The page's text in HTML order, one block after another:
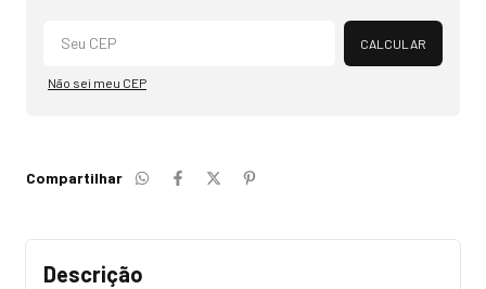
Alterar CEP
CALCULAR
Não sei meu CEP
Compartilhar
Descrição